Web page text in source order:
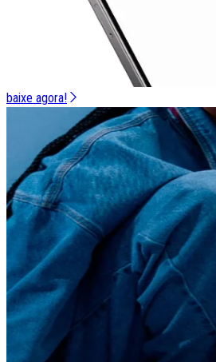
baixe agora!